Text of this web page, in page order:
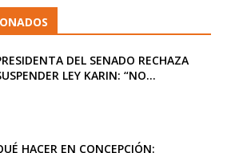
DEL SENADO RECHAZA
LEY KARIN: “NO...
HACER EN CONCEPCIÓN: